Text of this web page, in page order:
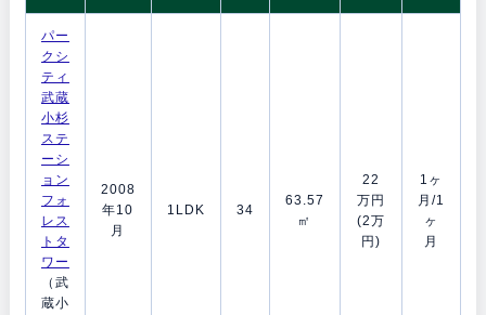
パー
クシ
ティ
武蔵
小杉
ステ
ーシ
ョン
フォ
レス
トタ
ワー
（武
蔵小
2008
年10
月
1LDK 34
63.57
㎡
22
万円
(2万
円)
1ヶ
月/1
ヶ
月